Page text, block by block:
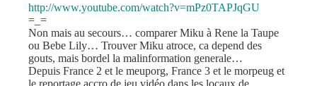
http://www.youtube.com/watch?v=mPz0TAPJqGU
=_=
Non mais au secours… comparer Miku à Rene la Taupe
ou Bebe Lily… Trouver Miku atroce, ca depend des
gouts, mais bordel la malinformation generale…
Depuis France 2 et le meuporg, France 3 et le morpeug et
le reportage accro de jeu vidéo dans les locaux de